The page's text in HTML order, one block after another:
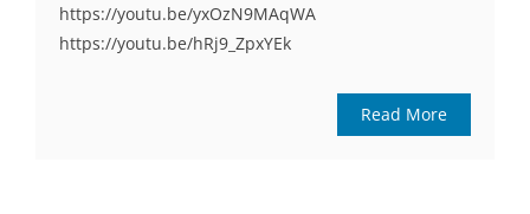
https://youtu.be/yxOzN9MAqWA
https://youtu.be/hRj9_ZpxYEk
Read More